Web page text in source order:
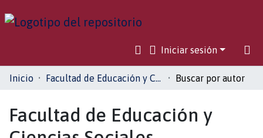
Iniciar sesión
Comunidades
Inicio Facultad de Educación y Ciencias Sociales Buscar por autor
Facultad de Educación y